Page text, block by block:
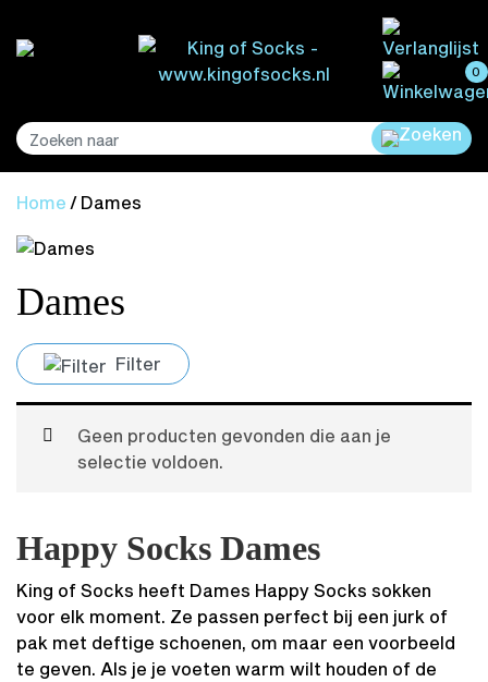
0
Home / Dames
Dames
Filter
Geen producten gevonden die aan je
selectie voldoen.
Happy Socks Dames
King of Socks heeft Dames Happy Socks sokken
voor elk moment. Ze passen perfect bij een jurk of
pak met deftige schoenen, om maar een voorbeeld
te geven. Als je je voeten warm wilt houden of de